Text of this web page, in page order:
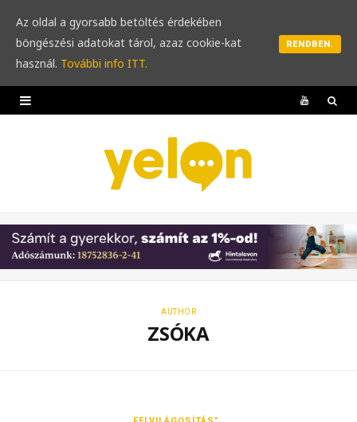
Y
u
b
e
AUTHOR
ZSÓKA
Az oldal a gyorsabb betöltés érdekében
böngészési adatokat tárol, azaz cookie-kat
használ. További info ITT.
RENDBEN.